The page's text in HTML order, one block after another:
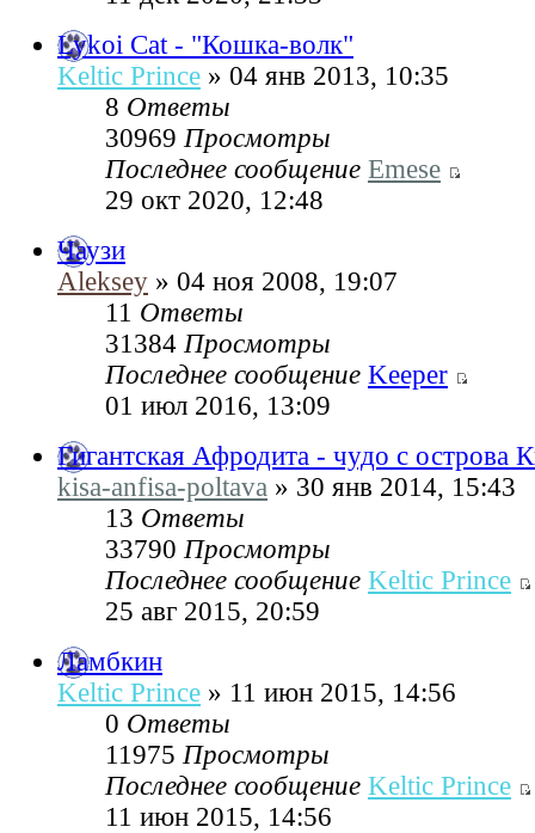
Lykoi Cat - "Кошка-волк"
Keltic Prince » 04 янв 2013, 10:35
8 Ответы
30969 Просмотры
Последнее сообщение Emese
29 окт 2020, 12:48
Чаузи
Aleksey » 04 ноя 2008, 19:07
11 Ответы
31384 Просмотры
Последнее сообщение Keeper
01 июл 2016, 13:09
Гигантская Афродита - чудо с острова
kisa-anfisa-poltava » 30 янв 2014, 15:43
13 Ответы
33790 Просмотры
Последнее сообщение Keltic Prince
25 авг 2015, 20:59
Ламбкин
Keltic Prince » 11 июн 2015, 14:56
0 Ответы
11975 Просмотры
Последнее сообщение Keltic Prince
11 июн 2015, 14:56